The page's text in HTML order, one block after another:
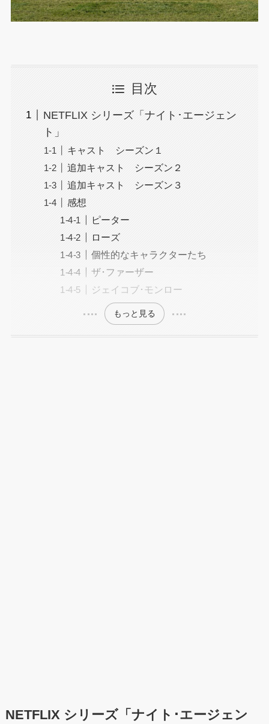
目次
NETFLIX シリーズ「ナイト･エージェン
ト」
キャスト シーズン１
追加キャスト シーズン２
追加キャスト シーズン３
感想
ピーター
ローズ
個性的なキャラクターたち
ザ･ファーザー
ジェイコブ･モンロー
もっと見る
NETFLIX シリーズ「ナイト･エージェン